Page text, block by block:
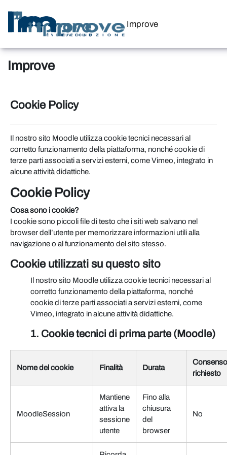
Improve
Improve
Cookie Policy
Il nostro sito Moodle utilizza cookie tecnici necessari al
corretto funzionamento della piattaforma, nonché cookie di
terze parti associati a servizi esterni, come Vimeo, integrato in
alcune attività didattiche.
Cookie Policy
Cosa sono i cookie?
I cookie sono piccoli file di testo che i siti web salvano nel
browser dell’utente per memorizzare informazioni utili alla
navigazione o al funzionamento del sito stesso.
Cookie utilizzati su questo sito
Il nostro sito Moodle utilizza cookie tecnici necessari al
corretto funzionamento della piattaforma, nonché
cookie di terze parti associati a servizi esterni, come
Vimeo, integrato in alcune attività didattiche.
1. Cookie tecnici di prima parte (Moodle)
Nome del cookie Finalità Durata
Consenso
richiesto
MoodleSession
Mantiene
attiva la
sessione
utente
Fino alla
chiusura
del
browser
No